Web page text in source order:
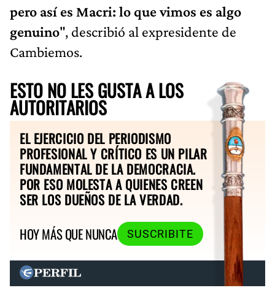
pero así es Macri: lo que vimos es algo
genuino", describió al expresidente de
Cambiemos.
ESTO NO LES GUSTA A LOS
AUTORITARIOS
EL EJERCICIO DEL PERIODISMO
PROFESIONAL Y CRÍTICO ES UN PILAR
FUNDAMENTAL DE LA DEMOCRACIA.
POR ESO MOLESTA A QUIENES CREEN
SER LOS DUEÑOS DE LA VERDAD.
HOY MÁS QUE NUNCA
SUSCRIBITE